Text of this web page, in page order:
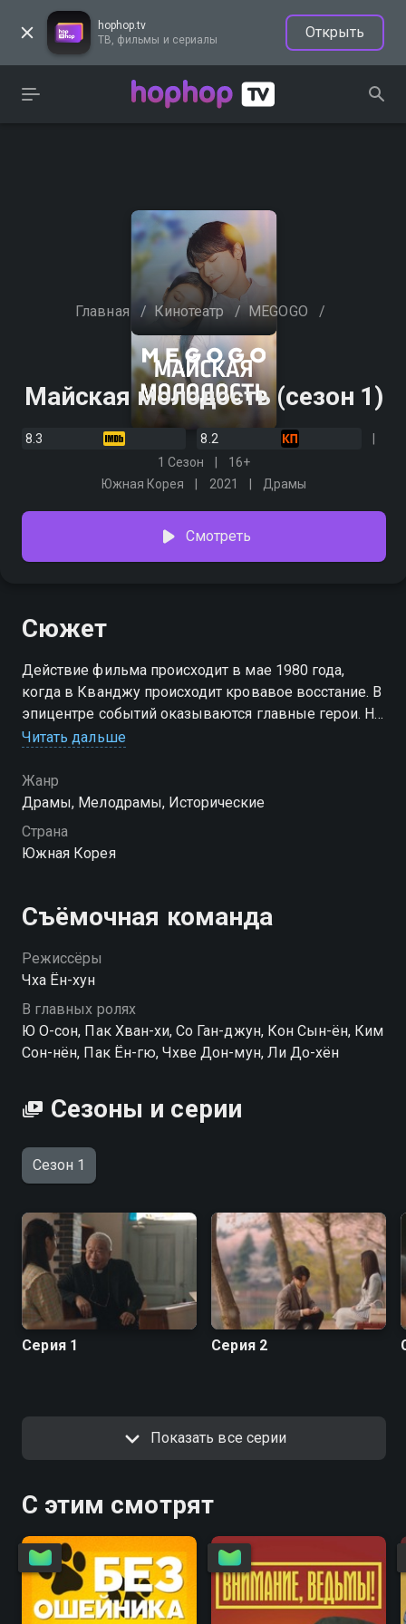
hophop.tv
ТВ, фильмы и сериалы
Открыть
Главная / Кинотеатр / MEGOGO /
Майская молодость (сезон 1)
8.3
8.2
1 Сезон
16+
Южная Корея
2021 Драмы
Смотреть
Сюжет
Действие фильма происходит в мае 1980 года,
когда в Кванджу происходит кровавое восстание. В
эпицентре событий оказываются главные герои. На
фоне неспокойной ситуации происходит встреча
которые постепенно влюбляются друг в друга.
Посмотреть онлайн 1 сезон сериала Майская
молодость вы можете совершенно бесплатно в
хорошем HD качестве на hophop.tv
Читать дальше
Жанр
Драмы, Мелодрамы, Исторические
Страна
Южная Корея
Съёмочная команда
Режиссёры
Чха Ён-хун
В главных ролях
Ю О-сон, Пак Хван-хи, Со Ган-джун, Кон Сын-ён, Ким
Сон-нён, Пак Ён-гю, Чхве Дон-мун, Ли До-хён
Сезоны и серии
Сезон 1
Серия 1 Серия 2
Показать все серии
С этим смотрят